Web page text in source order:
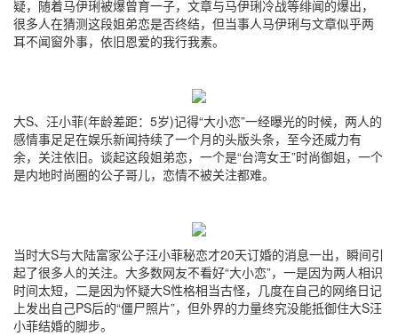
疑，随着马伊琍被爆曾育一子，文章与马伊琍冷战等绯闻的爆出，
很多人在猜测这段姐弟恋是否终结，但当事人马伊琍与文章似乎两
耳不闻窗外事，依旧恩爱的我行我素。
大S、汪小菲(年龄差距：5岁)记得“大小恋”一经曝光的时候，两人的
感情事足足在娱乐新闻持续了一个月的头版头条，至今还威力有
余，关注依旧。谈起这段姐弟恋，一个是“台湾女王”时尚御姐，一个
是内地时尚圈的公子哥儿，恋情不被关注都难。
当时大S与大陆富家公子汪小菲秘恋才20天订婚的消息一出，瞬间引
起了很多人的关注。大多数网友不看好“大小恋”，一是因为两人相识
时间太短，二是因为怀疑大S性格相当古怪，几度在自己的网络日记
上发出自己PS后的“僵尸照片”，但外界的力量终究没能抵御住大S汪
小菲结婚的脚步。